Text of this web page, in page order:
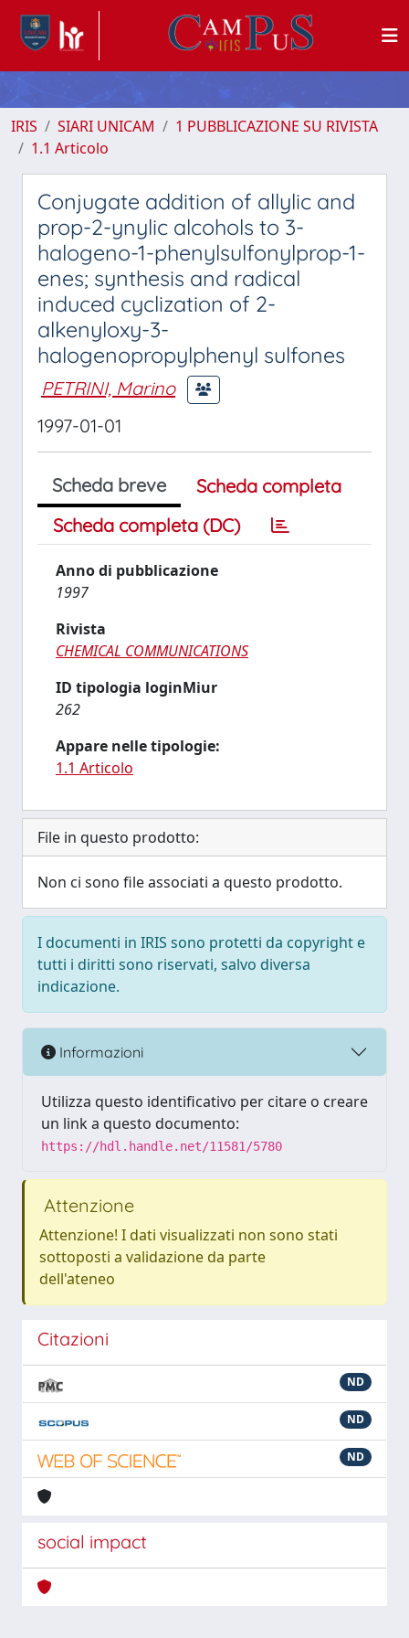
IRIS SIARI UNICAM
1 PUBBLICAZIONE SU RIVISTA
1.1 Articolo
Conjugate addition of allylic and
prop-2-ynylic alcohols to 3-
halogeno-1-phenylsulfonylprop-1-
enes; synthesis and radical
induced cyclization of 2-
alkenyloxy-3-
halogenopropylphenyl sulfones
PETRINI, Marino
1997-01-01
Scheda breve
Scheda completa
Scheda completa (DC)
Anno di pubblicazione
1997
Rivista
CHEMICAL COMMUNICATIONS
ID tipologia loginMiur
262
Appare nelle tipologie:
1.1 Articolo
File in questo prodotto:
Non ci sono file associati a questo prodotto.
I documenti in IRIS sono protetti da copyright e
tutti i diritti sono riservati, salvo diversa
indicazione.
Informazioni
Utilizza questo identificativo per citare o creare
un link a questo documento:
https://hdl.handle.net/11581/5780
Attenzione
Attenzione! I dati visualizzati non sono stati
sottoposti a validazione da parte
dell'ateneo
Citazioni
ND
ND
ND
social impact